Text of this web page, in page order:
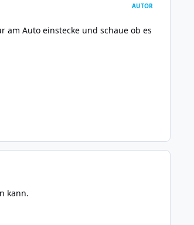
AUTOR
am Auto einstecke und schaue ob es
kann.